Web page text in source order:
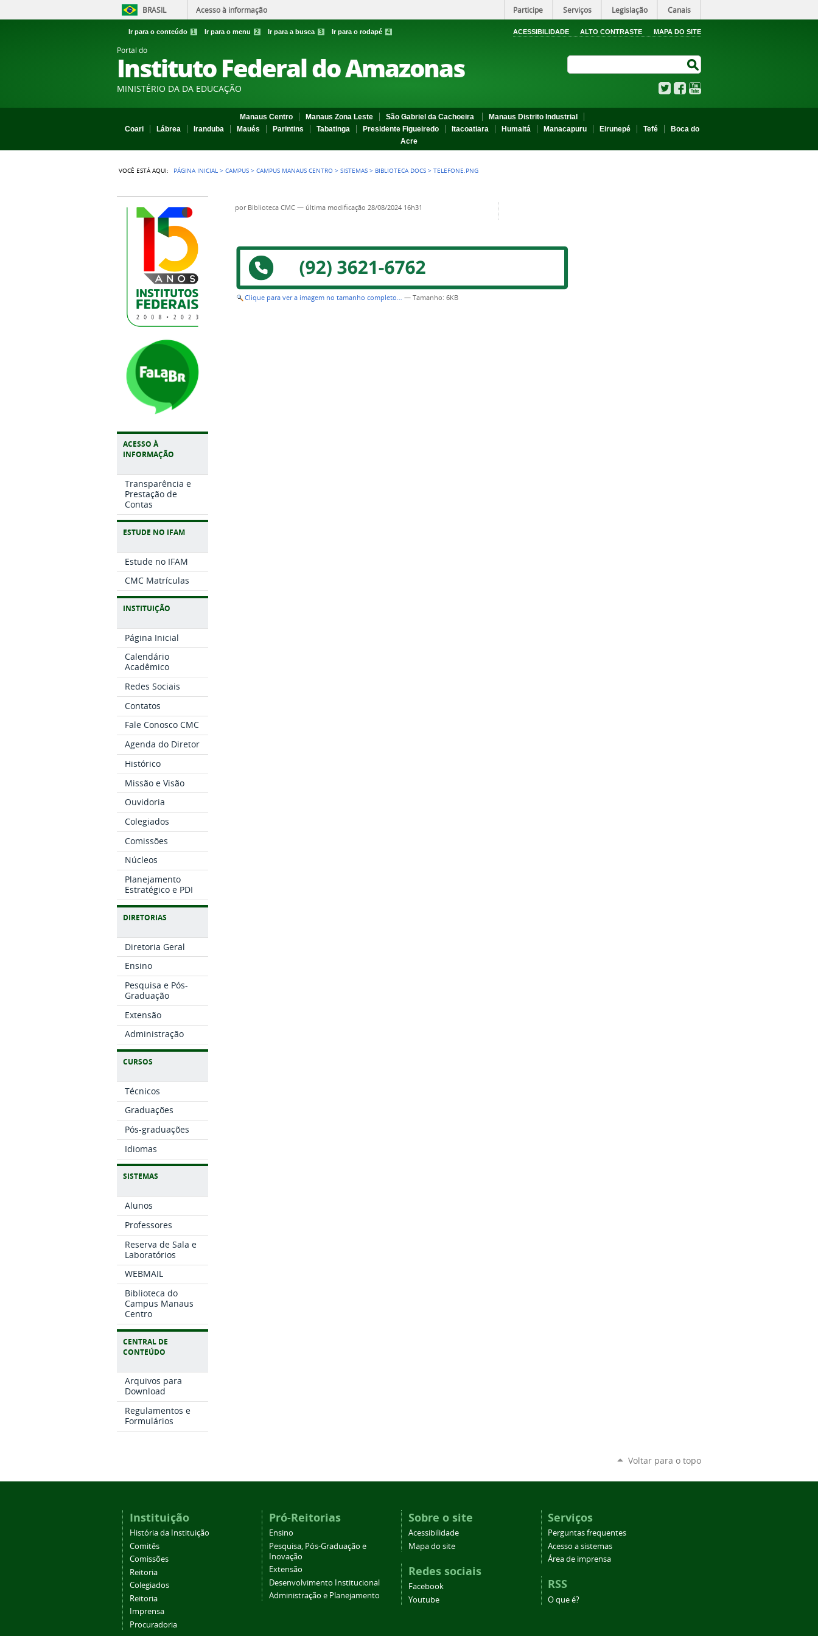
BRASIL Acesso à informação Participe Serviços Legislação Canais
Ir para o conteúdo 1 Ir para o menu 2 Ir para a busca 3 Ir para o rodapé 4 ACESSIBILIDADE ALTO CONTRASTE MAPA DO SITE
Portal do
Instituto Federal do Amazonas
MINISTÉRIO DA DA EDUCAÇÃO TwitterFacebook
Manaus Centro Manaus Zona Leste São Gabriel da Cachoeira
Manaus Distrito Industrial
Coari
Lábrea Iranduba Maués Parintins Tabatinga Presidente Figueiredo Itacoatiara Humaitá Manacapuru Eirunepé Tefé
Boca do
Acre
VOCÊ ESTÁ AQUI: PÁGINA INICIAL >CAMPUS >CAMPUS MANAUS CENTRO >SISTEMAS > BIBLIOTECA DOCS >TELEFONE.PNG
ACESSO À
INFORMAÇÃO
Transparência e
Prestação de
Contas
ESTUDE NO IFAM
Estude no IFAM
CMC Matrículas
INSTITUIÇÃO
Página Inicial
Calendário
Acadêmico
Redes Sociais
Contatos
Fale Conosco CMC
Agenda do Diretor
Histórico
Missão e Visão
Ouvidoria
Colegiados
Comissões
Núcleos
Planejamento
Estratégico e PDI
DIRETORIAS
Diretoria Geral
Ensino
Pesquisa e Pós-
Graduação
Extensão
Administração
CURSOS
Técnicos
Graduações
Pós-graduações
Idiomas
SISTEMAS
Alunos
Professores
Reserva de Sala e
Laboratórios
WEBMAIL
Biblioteca do
Campus Manaus
Centro
CENTRAL DE
CONTEÚDO
Arquivos para
Download
Regulamentos e
Formulários
por Biblioteca CMC — última modificação 28/08/2024 16h31
Clique para ver a imagem no tamanho completo… —Tamanho: 6KB
Voltar para o topo
Instituição
História da Instituição
Comitês
Comissões
Reitoria
Colegiados
Reitoria
Imprensa
Procuradoria
Pró-Reitorias
Ensino
Pesquisa, Pós-Graduação e
Inovação
Extensão
Desenvolvimento Institucional
Administração e Planejamento
Sobre o site
Acessibilidade
Mapa do site
Redes sociais
Facebook
Youtube
Serviços
Perguntas frequentes
Acesso a sistemas
Área de imprensa
RSS
O que é?